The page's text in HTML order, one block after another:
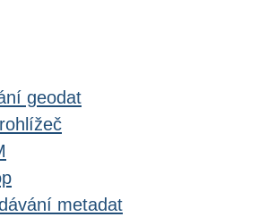
geodat
metadat